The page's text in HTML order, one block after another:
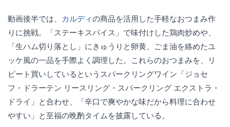
動画後半では、 カルディの商品を活用した手軽なおつまみ作
りに挑戦。「ステーキスパイス」で味付けした鶏肉炒めや、
「生ハム切り落とし」にきゅうりと卵黄、ごま油を絡めたユ
ッケ風の一品を手際よく調理した。これらのおつまみを、リ
ピート買いしているというスパークリングワイン「ジョセ
フ・ドラーテン リースリング・スパークリング エクストラ・
ドライ」と合わせ、「辛口で爽やかな味だから料理に合わせ
やすい」と至福の晩酌タイムを披露している。